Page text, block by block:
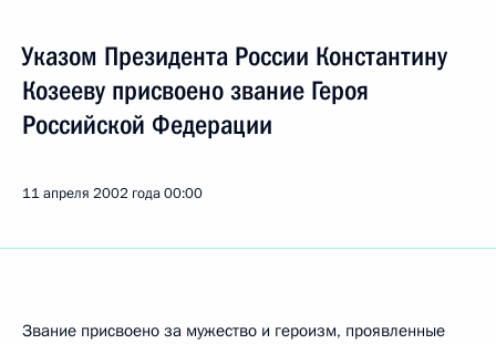
Указом Президента России Константину
Козееву присвоено звание Героя
Российской Федерации
11 апреля 2002 года00:00
Звание присвоено за мужество и героизм, проявленные